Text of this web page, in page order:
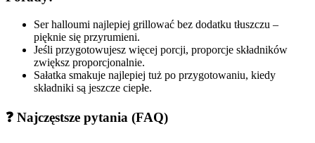
Ser halloumi najlepiej grillować bez dodatku tłuszczu –
pięknie się przyrumieni.
Jeśli przygotowujesz więcej porcji, proporcje składników
zwiększ proporcjonalnie.
Sałatka smakuje najlepiej tuż po przygotowaniu, kiedy
składniki są jeszcze ciepłe.
❓ Najczęstsze pytania (FAQ)